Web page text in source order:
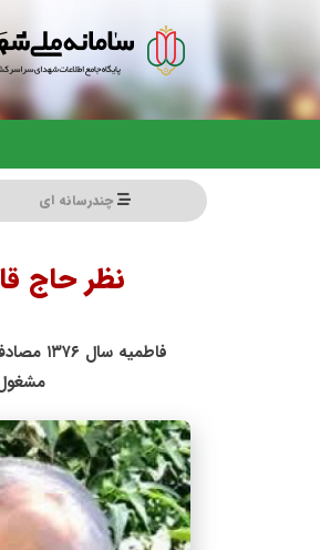
محتوای
اصلی
چندرسانه ای
نظر حاج